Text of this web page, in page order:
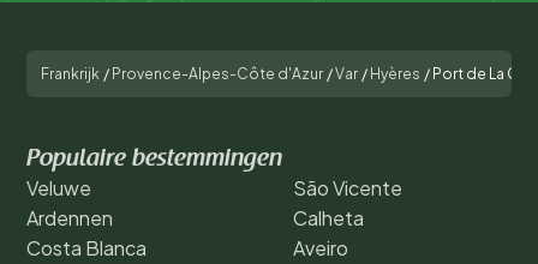
Frankrijk / Provence-Alpes-Côte d'Azur /Var / Hyères / Port de La
Populaire bestemmingen
Veluwe
Ardennen
Costa Blanca
São Vicente
Calheta
Aveiro